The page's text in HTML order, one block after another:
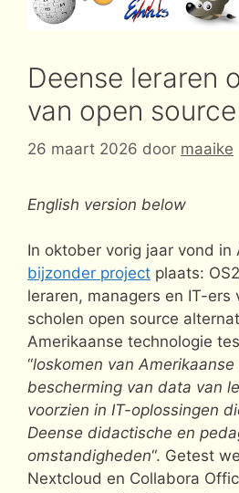
Deense leraren
van open source
26 maart 2026 door maaike
English version below
In oktober vorig jaar vond in
bijzonder project plaats:
leraren, managers en IT-ers
scholen open source
Amerikaanse technologie
“loskomen van Amerikaanse
bescherming van data van
voorzien in IT-oplossingen
Deense didactische en
omstandigheden“. Getest
Nextcloud en Collabora